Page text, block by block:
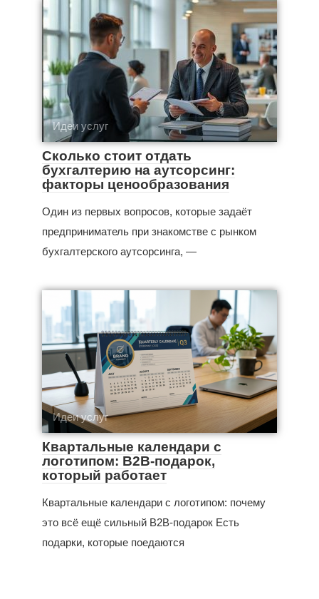
Идеи услуг
Сколько стоит отдать
бухгалтерию на аутсорсинг:
факторы ценообразования
Один из первых вопросов, которые задаёт
предприниматель при знакомстве с рынком
бухгалтерского аутсорсинга, —
Идеи услуг
Квартальные календари с
логотипом: B2B-подарок,
который работает
Квартальные календари с логотипом: почему
это всё ещё сильный B2B-подарок Есть
подарки, которые поедаются